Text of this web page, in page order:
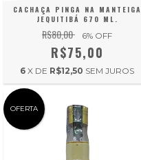
CACHAÇA PINGA NA MANTEIGA
JEQUITIBÁ 670 ML.
R$80,00 6% OFF
R$75,00
6 X DE R$12,50 SEM JUROS
OFERTA